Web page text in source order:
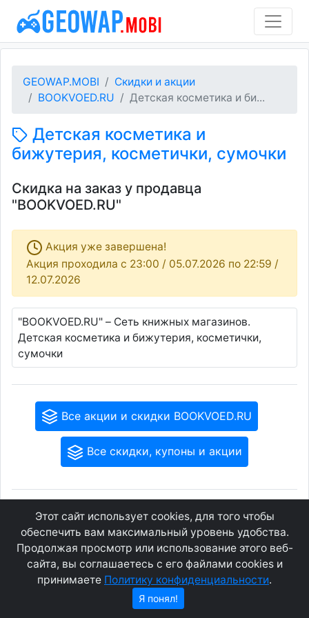
GEOWAP.MOBI
Скидки и акции
BOOKVOED.RU
Детская косметика и би...
Детская косметика и
бижутерия, косметички, сумочки
Скидка на заказ у продавца
"BOOKVOED.RU"
Акция уже завершена!
Акция проходила c 23:00 / 05.07.2026 по 22:59 /
12.07.2026
"BOOKVOED.RU" – Сеть книжных магазинов.
Детская косметика и бижутерия, косметички,
сумочки
Все акции и скидки BOOKVOED.RU
Все скидки, купоны и акции
GEOWAP.MOBI© 2007 - 2021
Соглашение
Конфиденциальность
О сайте
Контакты
Этот сайт использует cookies, для того чтобы
обеспечить вам максимальный уровень удобства.
Продолжая просмотр или использование этого веб-
сайта, вы соглашаетесь с его файлами cookies и
принимаете Политику конфиденциальности.
Я понял!